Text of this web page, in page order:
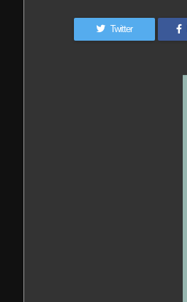
Twitter